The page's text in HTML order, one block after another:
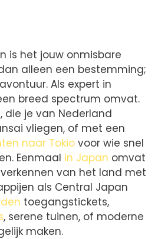
is het jouw onmisbare
alleen een bestemming;
Als expert in
breed spectrum omvat.
, die je van Nederland
vliegen, of met een
naar Tokio voor wie snel
Eenmaal in Japan omvat
van het land met
als Central Japan
toegangstickets,
, serene tuinen, of moderne
maken.